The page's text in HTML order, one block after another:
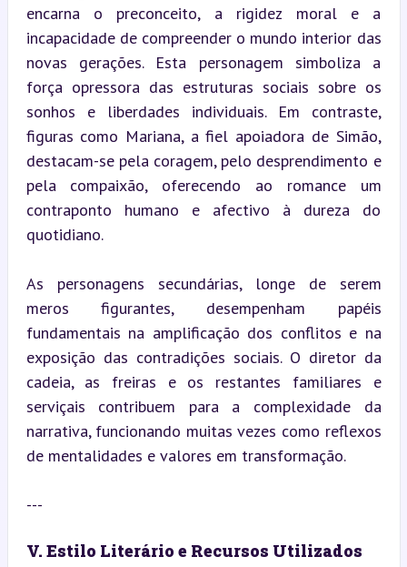
encarna o preconceito, a rigidez moral e a
incapacidade de compreender o mundo interior das
novas gerações. Esta personagem simboliza a
força opressora das estruturas sociais sobre os
sonhos e liberdades individuais. Em contraste,
figuras como Mariana, a fiel apoiadora de Simão,
destacam-se pela coragem, pelo desprendimento e
pela compaixão, oferecendo ao romance um
contraponto humano e afectivo à dureza do
quotidiano.
As personagens secundárias, longe de serem
meros figurantes, desempenham papéis
fundamentais na amplificação dos conflitos e na
exposição das contradições sociais. O diretor da
cadeia, as freiras e os restantes familiares e
serviçais contribuem para a complexidade da
narrativa, funcionando muitas vezes como reflexos
de mentalidades e valores em transformação.
---
V. Estilo Literário e Recursos Utilizados